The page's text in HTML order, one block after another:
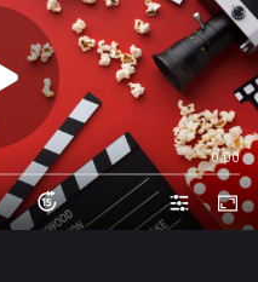
0:00